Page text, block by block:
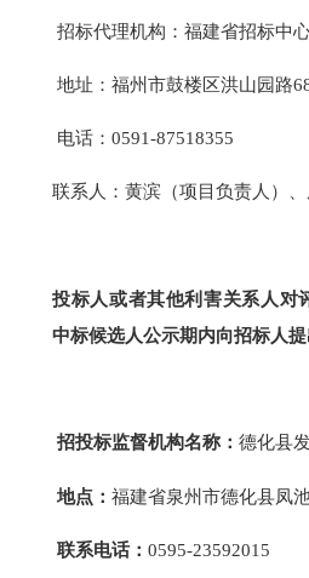
招标代理机构：福建省招标中
地址：福州市鼓楼区洪山园路
电话：0591-87518355
联系人：黄滨 （项目负责人）
投标人或者其他利害关系人对
中标候选人公示期内向招标人提
招投标监督机构名称： 德化县
地点： 福建省泉州市德化县凤
联系电话： 0595-23592015